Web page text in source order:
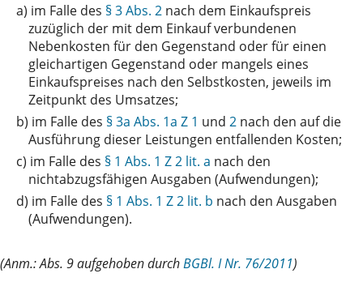
a) im Falle des § 3 Abs. 2 nach dem Einkaufspreis
zuzüglich der mit dem Einkauf verbundenen
Nebenkosten für den Gegenstand oder für einen
gleichartigen Gegenstand oder mangels eines
Einkaufspreises nach den Selbstkosten, jeweils im
Zeitpunkt des Umsatzes;
b) im Falle des § 3a Abs. 1a Z 1 und 2 nach den auf die
Ausführung dieser Leistungen entfallenden Kosten;
c) im Falle des § 1 Abs. 1 Z 2 lit. a nach den
nichtabzugsfähigen Ausgaben (Aufwendungen);
d) im Falle des § 1 Abs. 1 Z 2 lit. b nach den Ausgaben
(Aufwendungen).
(Anm.: Abs. 9 aufgehoben durchBGBl. I Nr. 76/2011)